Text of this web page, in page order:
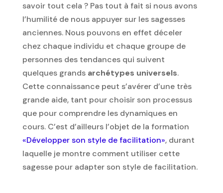
savoir tout cela ? Pas tout à fait si nous avons
l’humilité de nous appuyer sur les sagesses
anciennes. Nous pouvons en effet déceler
chez chaque individu et chaque groupe de
personnes des tendances qui suivent
quelques grands archétypes universels.
Cette connaissance peut s’avérer d’une très
grande aide, tant pour choisir son processus
que pour comprendre les dynamiques en
cours. C’est d’ailleurs l’objet de la formation
«Développer son style de facilitation», durant
laquelle je montre comment utiliser cette
sagesse pour adapter son style de facilitation.